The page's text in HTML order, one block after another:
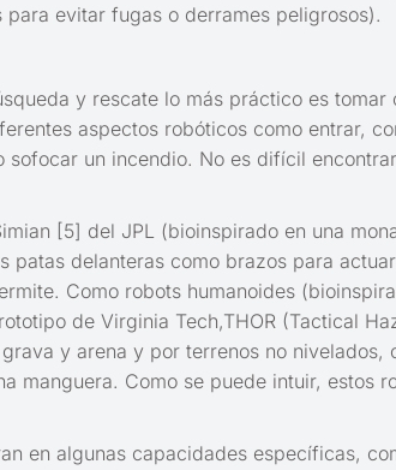
evitar fugas o derrames peligrosos).
y rescate lo más práctico es
aspectos robóticos como entrar,
un incendio. No es difícil
[5] del JPL (bioinspirado en una
delanteras como brazos para
Como robots humanoides
de Virginia Tech,THOR (Tactical
y arena y por terrenos no
manguera. Como se puede intuir, estos
en algunas capacidades específicas,